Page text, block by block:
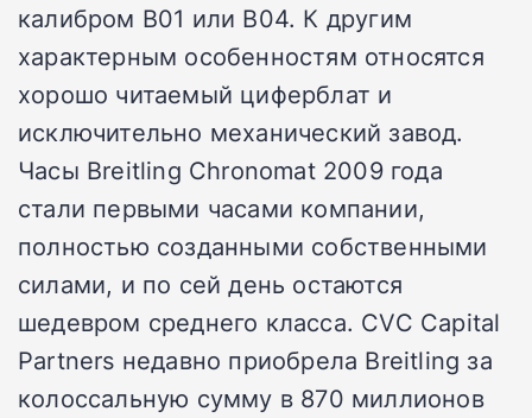
калибром B01 или B04. К другим
характерным особенностям относятся
хорошо читаемый циферблат и
исключительно механический завод.
Часы Breitling Chronomat 2009 года
стали первыми часами компании,
полностью созданными собственными
силами, и по сей день остаются
шедевром среднего класса. CVC Capital
Partners недавно приобрела Breitling за
колоссальную сумму в 870 миллионов